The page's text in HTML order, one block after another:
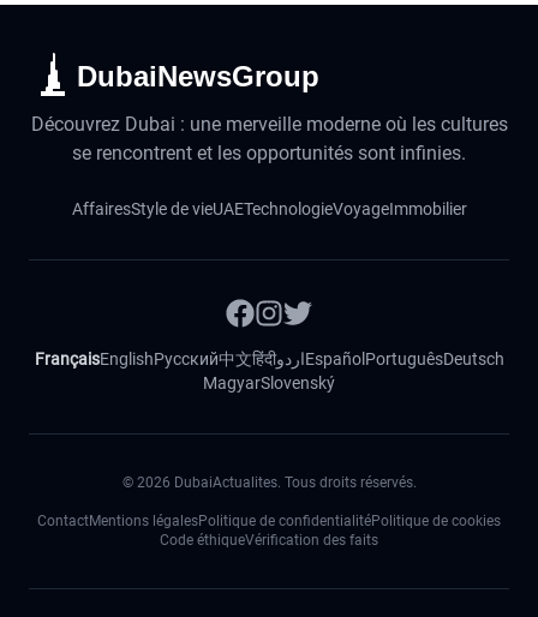
DubaiNewsGroup
Découvrez Dubai : une merveille moderne où les cultures
se rencontrent et les opportunités sont infinies.
AffairesStyle de vieUAETechnologieVoyageImmobilier
FrançaisEnglishРусский中文हिंदीاردوEspañol PortuguêsDeutsch
MagyarSlovenský
© 2026 DubaiActualites. Tous droits réservés.
ContactMentions légalesPolitique de confidentialitéPolitique de cookies
Code éthiqueVérification des faits